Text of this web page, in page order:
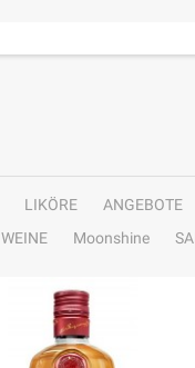
LIKÖRE ANGEBOTE
WEINE Moonshine